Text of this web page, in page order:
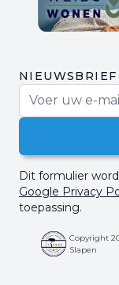
NIEUWSBRIEF
Dit formulier
Google Privacy
toepassing.
Copyright
Slapen